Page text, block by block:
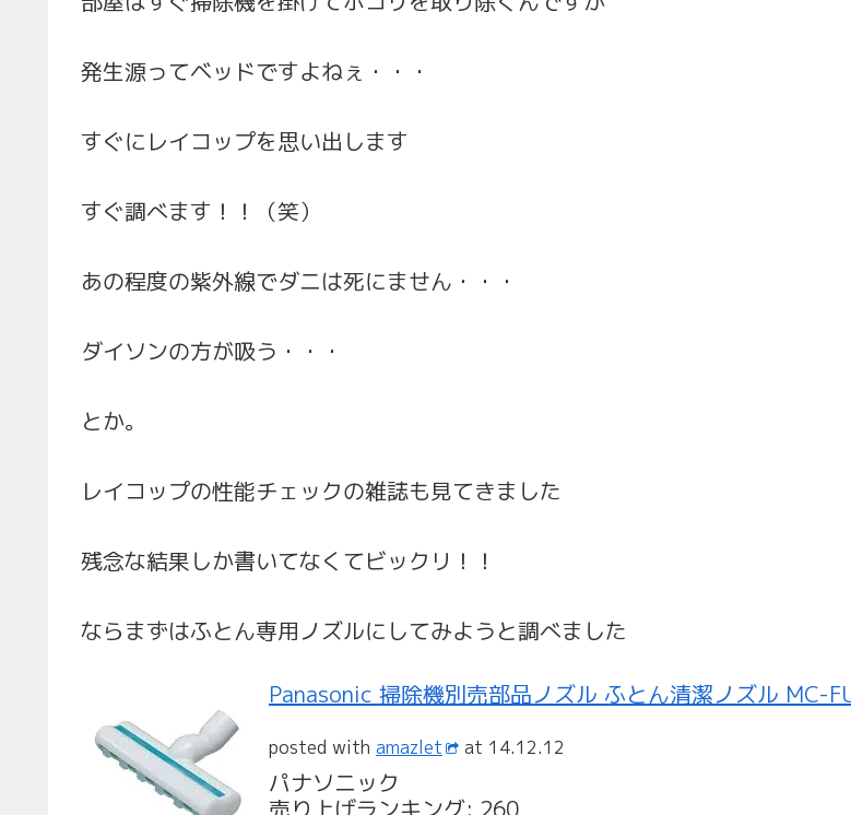
発生源ってベッドですよねぇ・・・
すぐにレイコップを思い出します
すぐ調べます！！（笑）
あの程度の紫外線でダニは死にません・・・
ダイソンの方が吸う・・・
とか。
レイコップの性能チェックの雑誌も見てきました
残念な結果しか書いてなくてビックリ！！
ならまずはふとん専用ノズルにしてみようと調べました
Panasonic 掃除機別売部品ノズル ふとん清潔ノズル MC-
posted with amazlet at 14.12.12
パナソニック